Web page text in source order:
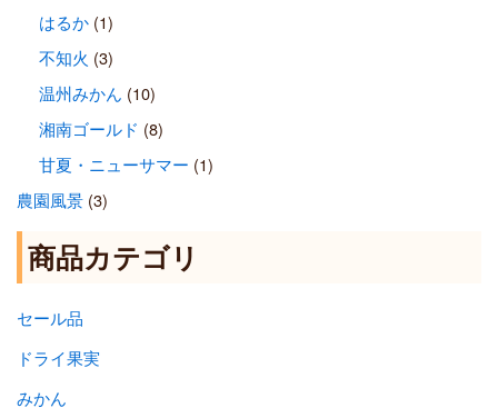
はるか(1)
不知火 (3)
温州みかん (10)
湘南ゴールド (8)
甘夏・ニューサマー (1)
農園風景(3)
商品カテゴリ
セール品
ドライ果実
みかん